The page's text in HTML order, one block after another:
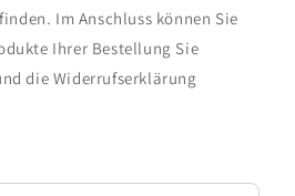
Im Anschluss können Sie
Ihrer Bestellung Sie
die Widerrufserklärung